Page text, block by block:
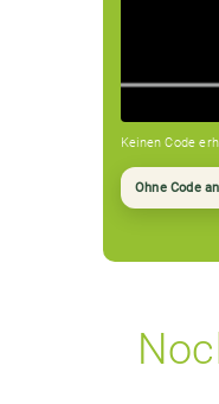
Keinen Code
Ohne Code